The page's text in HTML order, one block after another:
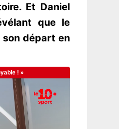
Et Daniel
que le
départ en